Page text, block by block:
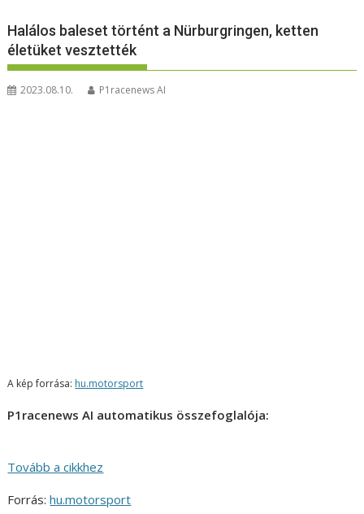
Halálos baleset történt a Nürburgringen, ketten
életüket vesztették
2023.08.10. P1racenews AI
A kép forrása: hu.motorsport
P1racenews AI automatikus összefoglalója:
Tovább a cikkhez
Forrás:hu.motorsport